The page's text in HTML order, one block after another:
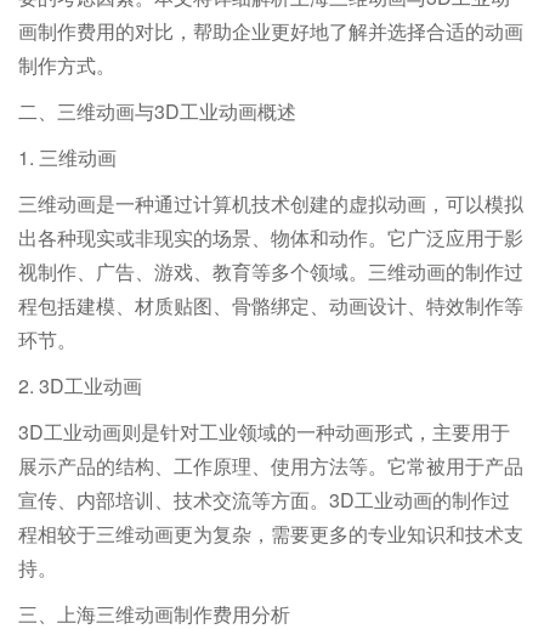
画制作费用的对比，帮助企业更好地了解并选择合适的动画
制作方式。
二、三维动画与3D工业动画概述
1. 三维动画
三维动画是一种通过计算机技术创建的虚拟动画，可以模拟
出各种现实或非现实的场景、物体和动作。它广泛应用于影
视制作、广告、游戏、教育等多个领域。三维动画的制作过
程包括建模、材质贴图、骨骼绑定、动画设计、特效制作等
环节。
2. 3D工业动画
3D工业动画则是针对工业领域的一种动画形式，主要用于
展示产品的结构、工作原理、使用方法等。它常被用于产品
宣传、内部培训、技术交流等方面。3D工业动画的制作过
程相较于三维动画更为复杂，需要更多的专业知识和技术支
持。
三、上海三维动画制作费用分析